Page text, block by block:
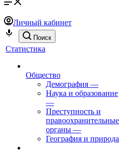
Личный кабинет
Поиск
Статистика
Общество
Демография —
Наука и образование
—
Преступность и
правоохранительные
органы —
География и природа